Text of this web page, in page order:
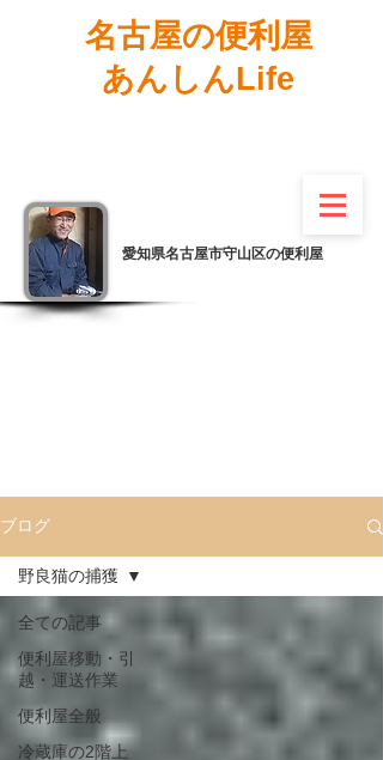
名古屋の便利屋
あんしんLife
愛知県名古屋市守山区の便利屋
ブログ
全ての記事
便利屋移動・引
越・運送作業
便利屋全般
冷蔵庫の2階上
野良猫の捕獲